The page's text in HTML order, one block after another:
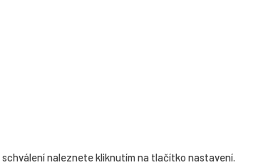
naleznete kliknutím na tlačítko nastavení.